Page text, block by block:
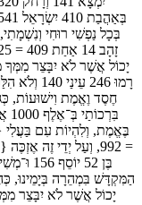
רָמוּ 246
הַמִּקְדָּשׁ בִּמְהֵרָה בְּיָמֵינוּ,
יָכוֹל אֲשֶׁר לֹא יִבָּצֵר